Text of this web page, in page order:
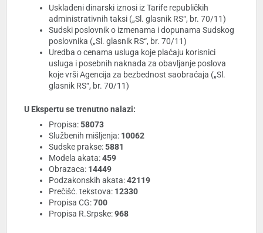
Usklađeni dinarski iznosi iz Tarife republičkih
administrativnih taksi („Sl. glasnik RS“, br. 70/11)
Sudski poslovnik o izmenama i dopunama Sudskog
poslovnika („Sl. glasnik RS“, br. 70/11)
Uredba o cenama usluga koje plaćaju korisnici
usluga i posebnih naknada za obavljanje poslova
koje vrši Agencija za bezbednost saobraćaja („Sl.
glasnik RS“, br. 70/11)
U Ekspertu se trenutno nalazi:
Propisa:58073
Službenih mišljenja: 10062
Sudske prakse:5881
Modela akata:459
Obrazaca: 14449
Podzakonskih akata:42119
Prečišć. tekstova: 12330
Propisa CG:700
Propisa R.Srpske:968